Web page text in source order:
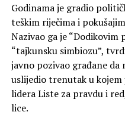
Godinama je gradio
teškim riječima i
Nazivao ga je “Dodikovim
“tajkunsku simbiozu”,
javno pozivao građane da
uslijedio trenutak u
lidera Liste za pravdu i
lice.